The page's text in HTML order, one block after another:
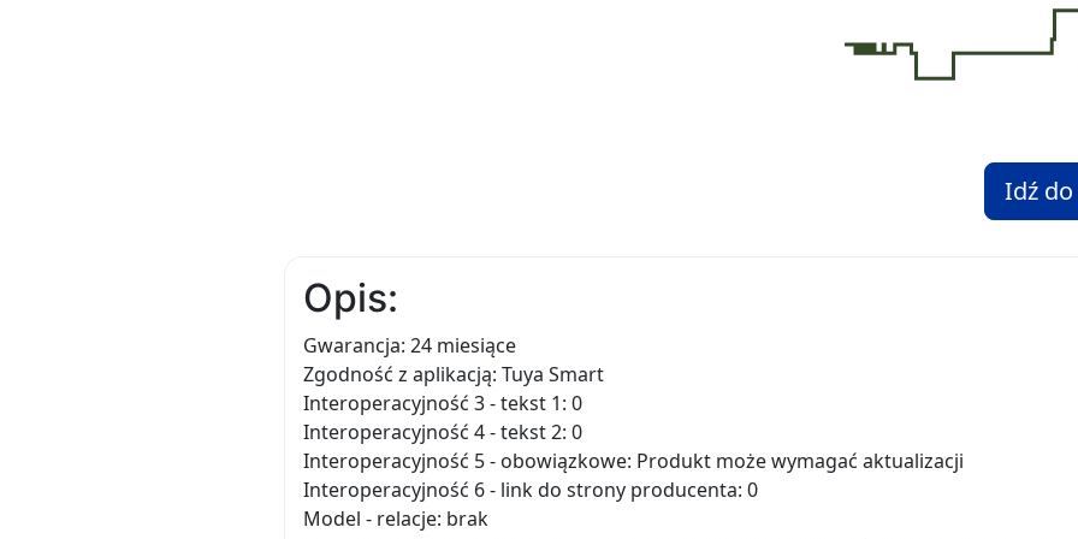
Idź
Opis:
Gwarancja: 24 miesiące
Zgodność z aplikacją: Tuya Smart
Interoperacyjność 3 - tekst 1: 0
Interoperacyjność 4 - tekst 2: 0
Interoperacyjność 5 - obowiązkowe: Produkt może wymagać aktualizacji
Interoperacyjność 6 - link do strony producenta: 0
Model - relacje: brak